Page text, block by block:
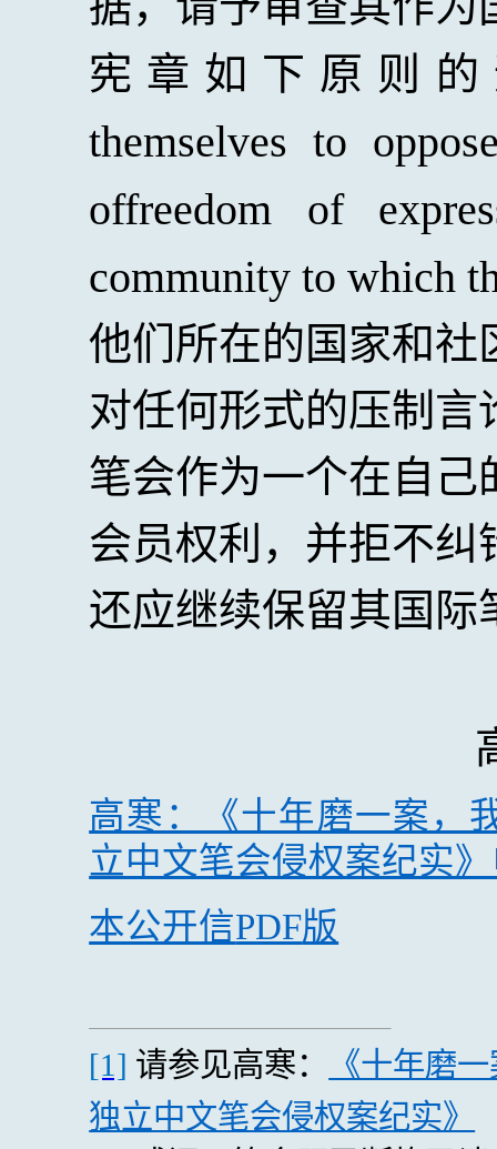
宪章如下原则
themselves to
offreedom of
community to which
他们所在的国家和
对任何形式的压制
笔会作为一个在自
会员权利，并拒不
还应继续保留其国际
高寒：《十年磨一案
立中文笔会侵权案纪实
本公开信PDF版
[1] 请参见高寒：
《十年磨
独立中文笔会侵权案纪实》